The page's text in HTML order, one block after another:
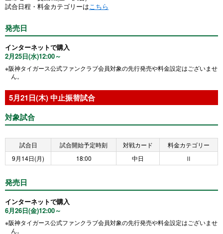
試合日程・料金カテゴリーは こちら
発売日
インターネットで購入
2月25日(水)12:00～
※阪神タイガース公式ファンクラブ会員対象の先行発売や料金設定はございませ
ん。
5月21日(木) 中止振替試合
対象試合
試合日 試合開始予定時刻 対戦カード
料金カテゴリー
9月14日(月)
18:00 中日 Ⅱ
発売日
インターネットで購入
6月26日(金)12:00～
※阪神タイガース公式ファンクラブ会員対象の先行発売や料金設定はございませ
ん。